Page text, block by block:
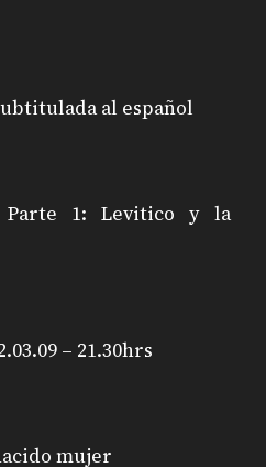
al español
Parte 1: Levitico y la
– 21.30hrs
mujer